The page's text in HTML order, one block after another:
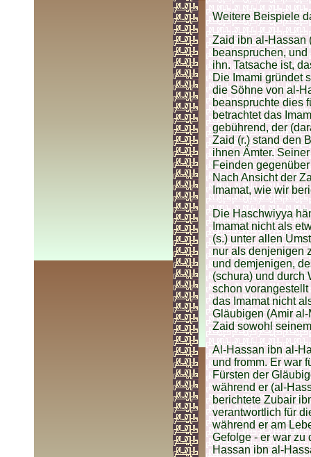
Weitere Beispiele
Zaid ibn al-Hassan
beanspruchen, und
ihn. Tatsache ist,
Die Imami gründet
die Söhne von al-
beanspruchte dies
betrachtet das
gebührend, der
Zaid (r.) stand den
ihnen Ämter.
Feinden
Nach Ansicht der
Imamat, wie wir
Die Haschwiyya
Imamat nicht als
(s.) unter allen
nur als denjenigen
und demjenigen,
(schura) und durch
schon
das Imamat nicht
Gläubigen (Amir al-
Zaid sowohl
Al-Hassan ibn al-
und fromm. Er war
Fürsten der
während er (al-
berichtete Zubair
verantwortlich für
während er am
Gefolge - er war zu
Hassan ibn al-